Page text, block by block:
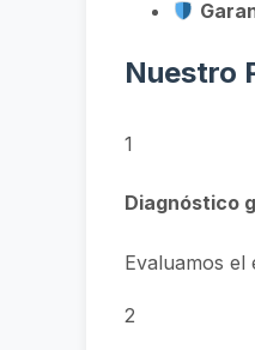
Nuestro
1
Diagnóstico
Evaluamos el
2